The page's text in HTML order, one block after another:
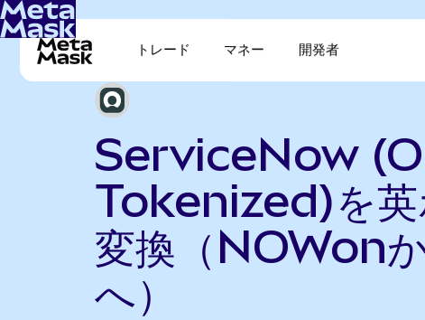
トレード マネー 開発者
ServiceNow
Tokenized)を英
変換（NOWon
へ）